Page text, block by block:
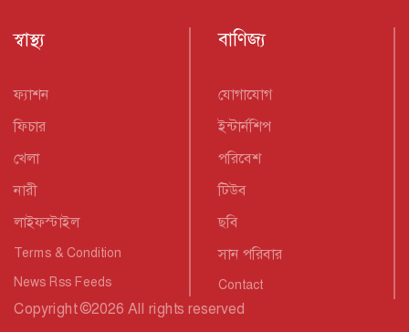
স্বাস্থ্য
ফ্যাশন
ফিচার
খেলা
নারী
লাইফস্টাইল
Terms & Condition
News Rss Feeds
বাণিজ্য
যোগাযোগ
ইন্টার্নশিপ
পরিবেশ
টিউব
ছবি
সান পরিবার
Contact
Copyright©2026 All rights reserved